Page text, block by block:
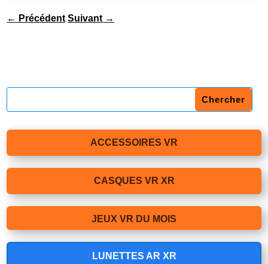
← Précédent Suivant →
ACCESSOIRES VR
CASQUES VR XR
JEUX VR DU MOIS
LUNETTES AR XR